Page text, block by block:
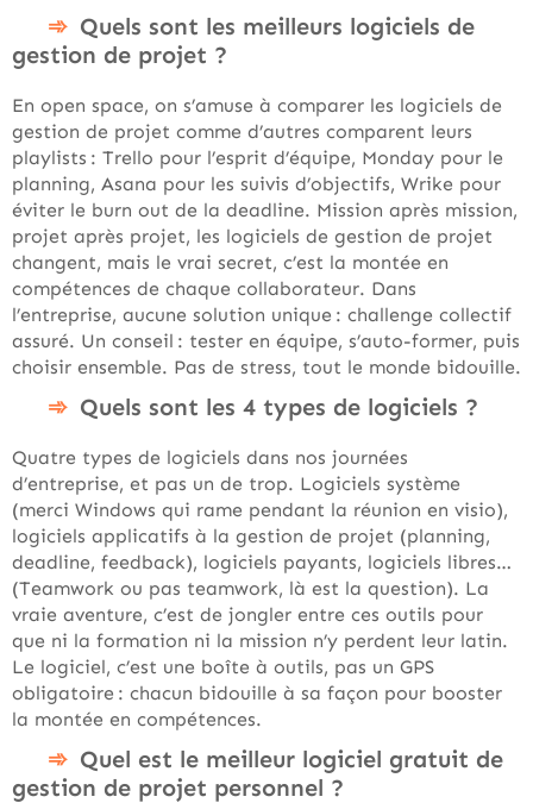
Quels sont les meilleurs logiciels de
gestion de projet ?
En open space, on s’amuse à comparer les logiciels de
gestion de projet comme d’autres comparent leurs
playlists : Trello pour l’esprit d’équipe, Monday pour le
planning, Asana pour les suivis d’objectifs, Wrike pour
éviter le burn out de la deadline. Mission après mission,
projet après projet, les logiciels de gestion de projet
changent, mais le vrai secret, c’est la montée en
compétences de chaque collaborateur. Dans
l’entreprise, aucune solution unique : challenge collectif
assuré. Un conseil : tester en équipe, s’auto-former, puis
choisir ensemble. Pas de stress, tout le monde bidouille.
Quels sont les 4 types de logiciels ?
Quatre types de logiciels dans nos journées
d’entreprise, et pas un de trop. Logiciels système
(merci Windows qui rame pendant la réunion en visio),
logiciels applicatifs à la gestion de projet (planning,
deadline, feedback), logiciels payants, logiciels libres…
(Teamwork ou pas teamwork, là est la question). La
vraie aventure, c’est de jongler entre ces outils pour
que ni la formation ni la mission n’y perdent leur latin.
Le logiciel, c’est une boîte à outils, pas un GPS
obligatoire : chacun bidouille à sa façon pour booster
la montée en compétences.
Quel est le meilleur logiciel gratuit de
gestion de projet personnel ?